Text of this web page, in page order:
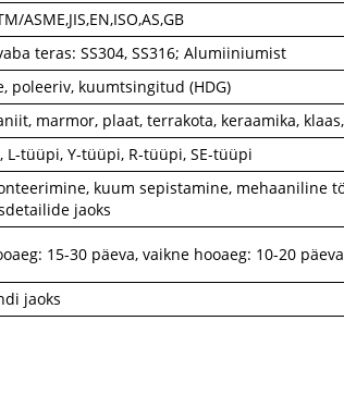
ASME,JIS,EN,ISO,AS,GB
teras: SS304, SS316; Alumiiniumist
poleeriv, kuumtsingitud (HDG)
marmor, plaat, terrakota, keraamika,
L-tüüpi, Y-tüüpi, R-tüüpi, SE-tüüpi
kuum sepistamine, mehaaniline
jaoks
15-30 päeva, vaikne hooaeg: 10-20 päeva
jaoks